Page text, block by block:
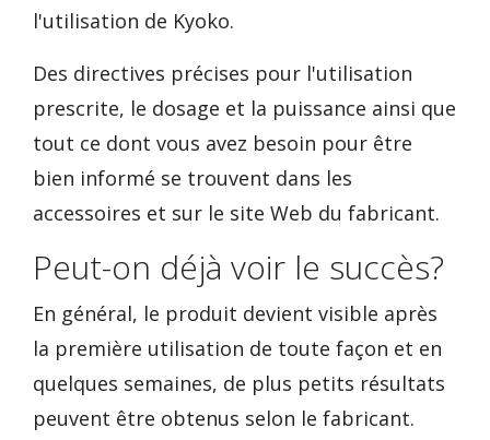
l'utilisation de Kyoko.
Des directives précises pour l'utilisation
prescrite, le dosage et la puissance ainsi que
tout ce dont vous avez besoin pour être
bien informé se trouvent dans les
accessoires et sur le site Web du fabricant.
Peut-on déjà voir le succès?
En général, le produit devient visible après
la première utilisation de toute façon et en
quelques semaines, de plus petits résultats
peuvent être obtenus selon le fabricant.